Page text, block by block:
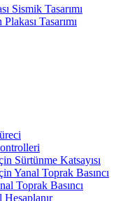
Sismik Tasarımı
Tasarımı
Sürtünme Katsayısı
Yanal Toprak Basıncı
Toprak Basıncı